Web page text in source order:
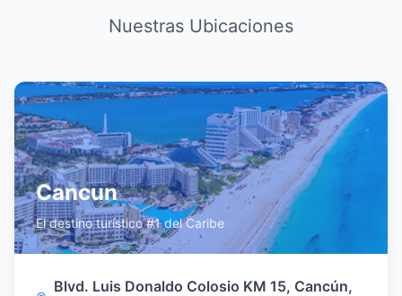
Nuestras Ubicaciones
Cancun
El destino turístico #1 del Caribe
Blvd. Luis Donaldo Colosio KM 15, Cancún,